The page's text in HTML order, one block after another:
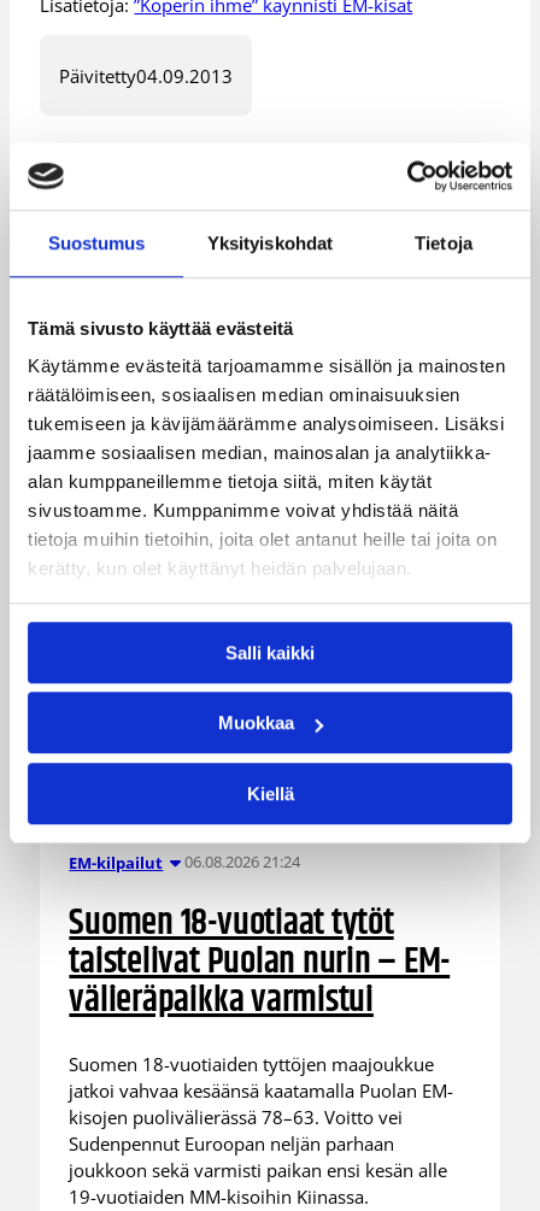
Suostumus Yksityiskohdat Tietoja
Tämä sivusto käyttää evästeitä
Käytämme evästeitä tarjoamamme sisällön ja mainosten
räätälöimiseen, sosiaalisen median ominaisuuksien
tukemiseen ja kävijämäärämme analysoimiseen. Lisäksi
jaamme sosiaalisen median, mainosalan ja analytiikka-
alan kumppaneillemme tietoja siitä, miten käytät
sivustoamme. Kumppanimme voivat yhdistää näitä
tietoja muihin tietoihin, joita olet antanut heille tai joita on
kerätty, kun olet käyttänyt heidän palvelujaan.
Salli kaikki
Muokkaa
Kiellä
Päivitetty04.09.2013
Kategoriat
EM-kilpailut
Haastattelu
Maajoukkue
Katso myös
EM-kilpailut 06.08.2026 21:24
Suomen 18-vuotiaat tytöt
taistelivat Puolan nurin – EM-
välieräpaikka varmistui
Suomen 18-vuotiaiden tyttöjen maajoukkue
jatkoi vahvaa kesäänsä kaatamalla Puolan EM-
kisojen puolivälierässä 78–63. Voitto vei
Sudenpennut Euroopan neljän parhaan
joukkoon sekä varmisti paikan ensi kesän alle
19-vuotiaiden MM-kisoihin Kiinassa.